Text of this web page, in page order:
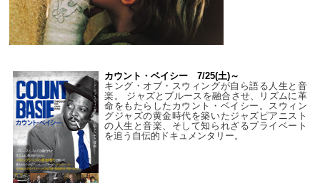
カウント・ベイシー 7/25(土)～
キング・オブ・スウィングが自ら語る人生と音
楽。 ジャズとブルースを融合させ、リズムに革
命をもたらしたカウント・ベイシー。スウィン
グジャズの黄金時代を築いたジャズピアニスト
の人生と音楽、そして知られざるプライベート
を追う自伝的ドキュメンタリー。